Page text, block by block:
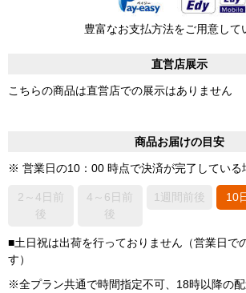
豊富なお支払方法をご用意して
直営店展示
こちらの商品は直営店での展示はありません
商品お届けの目安
※ 営業日の10：00 時点で決済が完了している
2～4日前
後
4～6日前
後
1週間前後 10
■土日祝は出荷を行っておりません（営業日で
す）
※全プラン共通で時間指定不可、18時以降